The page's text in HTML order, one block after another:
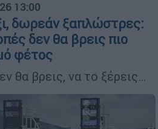
13:00
δωρεάν ξαπλώστρες:
δεν θα βρεις πιο
φέτος
θα βρεις, να το ξέρεις…